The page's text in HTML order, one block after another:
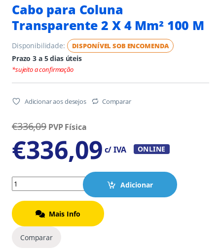
Cabo para Coluna
Transparente 2 X 4 Mm² 100 M
Disponibilidade: DISPONÍVEL SOB ENCOMENDA
Prazo 3 a 5 dias úteis
*sujeito a confirmação
Adicionar aos desejos Comparar
€336,09 PVP Física
€336,09 c/ IVA ONLINE
Quantity Adicionar
Mais Info
Comparar